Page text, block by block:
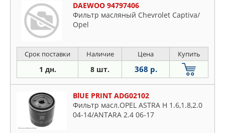
DAEWOO 94797406
Фильтр масляный Chevrolet Captiva/
Opel
Срок поставки Наличие Цена Купить
1 дн. 8 шт. 368 р.
BlUE PRINT ADG02102
Фильтр масл.OPEL ASTRA H 1.6,1.8,2.0
04-14/ANTARA 2.4 06-17